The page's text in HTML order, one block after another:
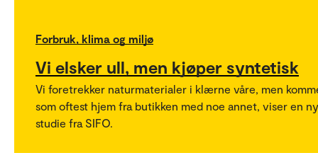
Forbruk, klima og miljø
Vi elsker ull, men kjøper syntetisk
Vi foretrekker naturmaterialer i klærne våre, men
som oftest hjem fra butikken med noe annet, viser en ny
studie fra SIFO.